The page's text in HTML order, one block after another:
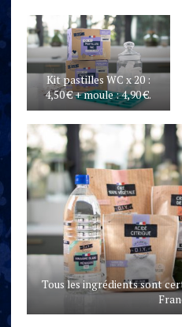
Kit pastilles WC x 20 :
4,50 € + moule : 4,90 €.
Tous les ingrédients sont